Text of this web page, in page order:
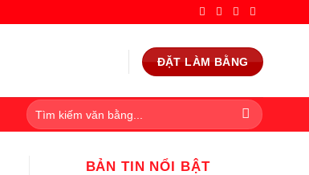
ĐẶT LÀM BẰNG
BẢN TIN NỔI BẬT